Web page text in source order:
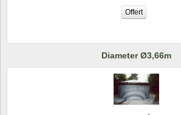
Diameter Ø3,66m